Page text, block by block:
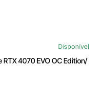
Disponível
4070 EVO OC Edition/